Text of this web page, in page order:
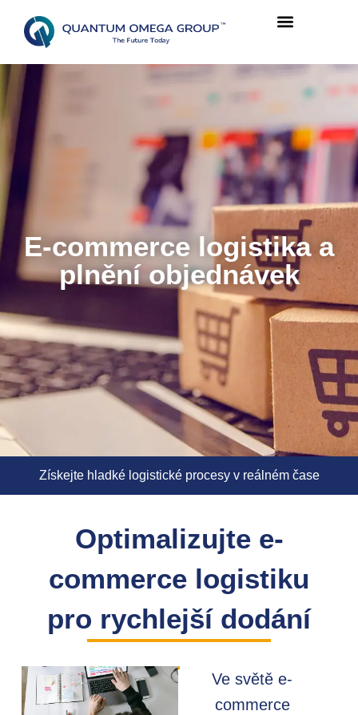
E-commerce logistika a
plnění objednávek
Získejte hladké logistické procesy v reálném čase
Optimalizujte e-
commerce logistiku
pro rychlejší dodání
Ve světě e-
commerce